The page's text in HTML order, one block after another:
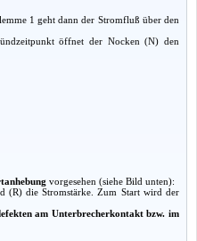
1 geht dann der Stromfluß über den
öffnet der Nocken (N) den
vorgesehen (siehe Bild unten):
(R) die Stromstärke. Zum Start wird der
am Unterbrecherkontakt bzw. im